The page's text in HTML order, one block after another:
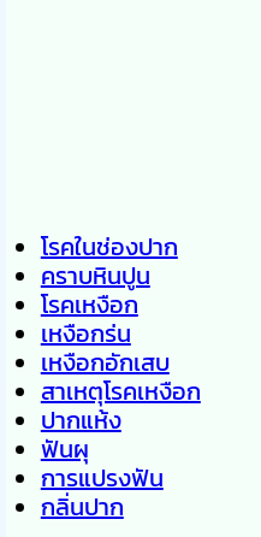
โรคในช่องปาก
คราบหินปูน
โรคเหงือก
เหงือกร่น
เหงือกอักเสบ
สาเหตุโรคเหงือก
ปากแห้ง
ฟันผุ
การแปรงฟัน
กลิ่นปาก